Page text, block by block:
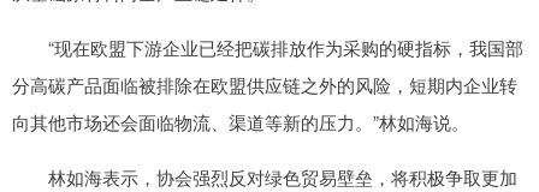
“现在欧盟下游企业已经把碳排放作为采购的硬指标，我国部
分高碳产品面临被排除在欧盟供应链之外的风险，短期内企业转
向其他市场还会面临物流、渠道等新的压力。”林如海说。
林如海表示，协会强烈反对绿色贸易壁垒，将积极争取更加